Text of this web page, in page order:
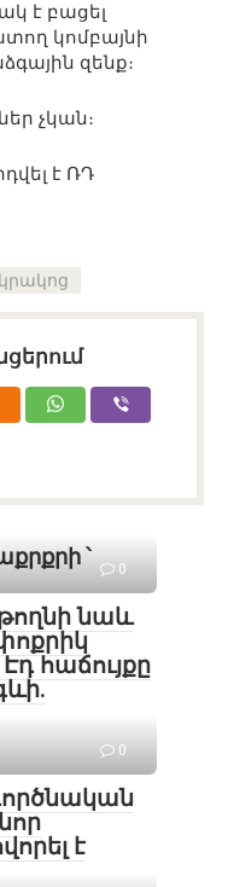
է բացել
կոմբայնի
զենք։
չկան։
է ՌԴ
կրակոց
՝ 0
թողնի նաև
հաճույքը
0
է